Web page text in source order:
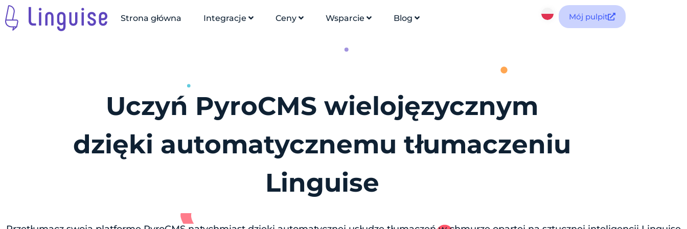
Strona główna Integracje Ceny Wsparcie Blog Mój pulpit
Uczyń PyroCMS wielojęzycznym
dzięki automatycznemu tłumaczeniu
Linguise